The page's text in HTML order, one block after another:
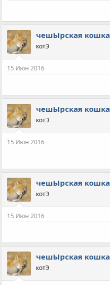
чешЫрская кошка
котЭ
15 Июн 2016
чешЫрская кошка
котЭ
15 Июн 2016
чешЫрская кошка
котЭ
15 Июн 2016
чешЫрская кошка
котЭ